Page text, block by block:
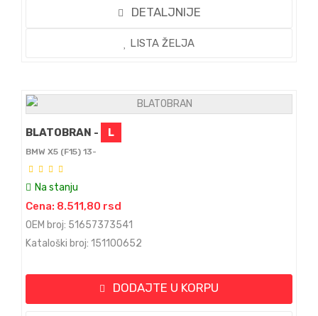
DETALJNIJE
LISTA ŽELJA
BLATOBRAN - L
BMW X5 (F15) 13-
Na stanju
Cena: 8.511,80 rsd
OEM broj: 51657373541
Kataloški broj: 151100652
DODAJTE U KORPU